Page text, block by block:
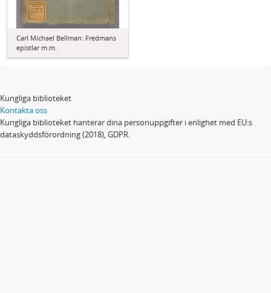
Carl Michael Bellman: Fredmans
epistlar m.m.
Kungliga biblioteket
Kontakta oss
Kungliga biblioteket hanterar dina personuppgifter i enlighet med EU:s
dataskyddsförordning (2018), GDPR.